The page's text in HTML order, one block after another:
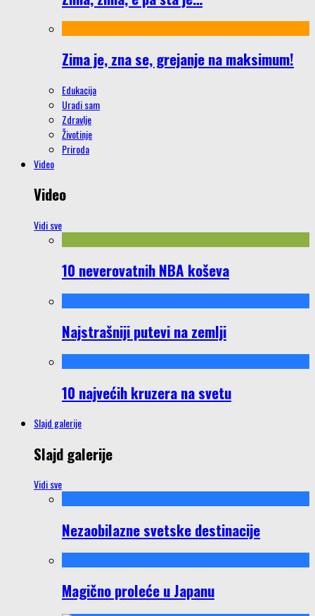
Zima je, zna se, grejanje na maksimum!
Edukacija
Uradi sam
Zdravlje
Životinje
Priroda
Video
Video
Vidi sve
10 neverovatnih NBA koševa
Najstrašniji putevi na zemlji
10 najvećih kruzera na svetu
Slajd galerije
Slajd galerije
Vidi sve
Nezaobilazne svetske destinacije
Magično proleće u Japanu